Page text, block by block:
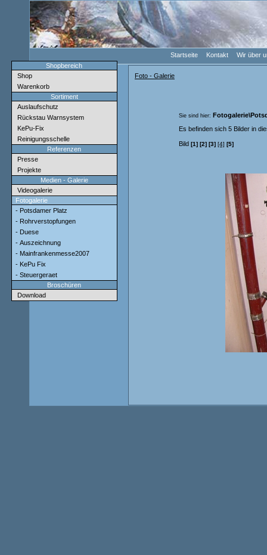
Startseite Kontakt
Wir über
Shopbereich
Shop
Warenkorb
Sortiment
Auslaufschutz
Rückstau Warnsystem
KePu-Fix
Reinigungsschelle
Referenzen
Presse
Projekte
Medien - Galerie
Videogalerie
Fotogalerie
- Potsdamer Platz
- Rohrverstopfungen
- Duese
- Auszeichnung
- Mainfrankenmesse2007
- KePu Fix
- Steuergeraet
Broschüren
Download
Foto - Galerie
Sie sind hier:
Es befinden sich 5 Bilder in
Bild [1] [2] [3] [4] [5]